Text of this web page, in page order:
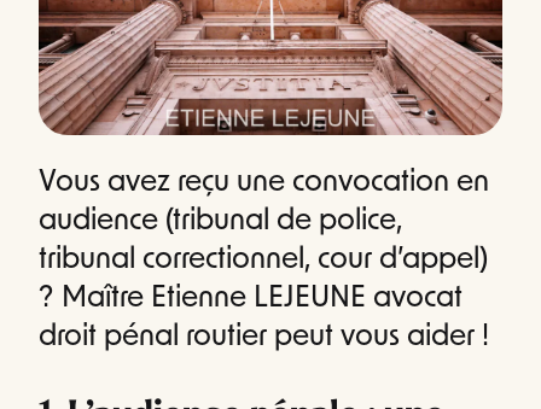
Vous avez reçu une convocation en
audience (tribunal de police,
tribunal correctionnel, cour d’appel)
? Maître Etienne LEJEUNE avocat
droit pénal routier peut vous aider !